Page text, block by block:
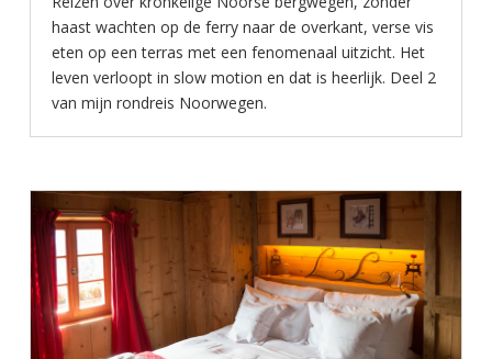
haast wachten op de ferry naar de overkant, verse vis
eten op een terras met een fenomenaal uitzicht. Het
leven verloopt in slow motion en dat is heerlijk. Deel 2
van mijn rondreis Noorwegen.